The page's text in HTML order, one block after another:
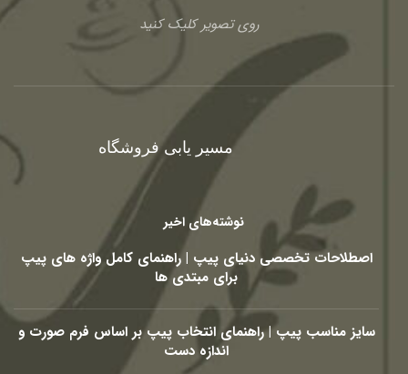
روی تصویر کلیک کنید
مسیر یابی فروشگاه
نوشته‌های اخیر
اصطلاحات تخصصی دنیای پیپ | راهنمای کامل واژه های پیپ
برای مبتدی ها
سایز مناسب پیپ | راهنمای انتخاب پیپ بر اساس فرم صورت و
اندازه دست